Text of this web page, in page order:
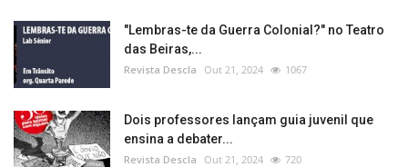
"Lembras-te da Guerra Colonial?" no Teatro
das Beiras,...
Revista Descla Out 21, 2024 1067
Dois professores lançam guia juvenil que
ensina a debater...
Revista Descla Out 21, 2024 720